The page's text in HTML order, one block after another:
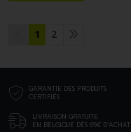
1 2
GARANTIE DES PRODUITS
CERTIFIÉS
LIVRAISON GRATUITE
EN BELGIQUE DÈS 69€ D’ACHAT